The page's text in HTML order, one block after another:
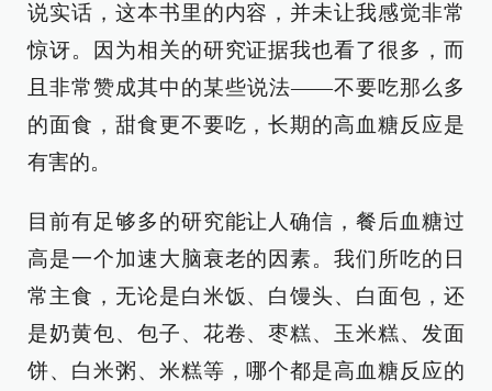
说实话，这本书里的内容，并未让我感觉非常
惊讶。因为相关的研究证据我也看了很多，而
且非常赞成其中的某些说法——不要吃那么多
的面食，甜食更不要吃，长期的高血糖反应是
有害的。
目前有足够多的研究能让人确信，餐后血糖过
高是一个加速大脑衰老的因素。我们所吃的日
常主食，无论是白米饭、白馒头、白面包，还
是奶黄包、包子、花卷、枣糕、玉米糕、发面
饼、白米粥、米糕等，哪个都是高血糖反应的